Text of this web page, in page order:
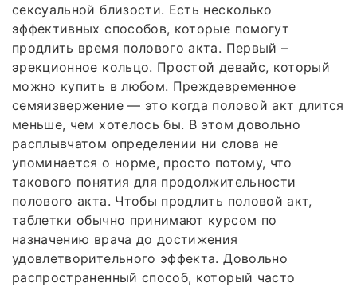
сексуальной близости. Есть несколько
эффективных способов, которые помогут
продлить время полового акта. Первый –
эрекционное кольцо. Простой девайс, который
можно купить в любом. Преждевременное
семяизвержение — это когда половой акт длится
меньше, чем хотелось бы. В этом довольно
расплывчатом определении ни слова не
упоминается о норме, просто потому, что
такового понятия для продолжительности
полового акта. Чтобы продлить половой акт,
таблетки обычно принимают курсом по
назначению врача до достижения
удовлетворительного эффекта. Довольно
распространенный способ, который часто